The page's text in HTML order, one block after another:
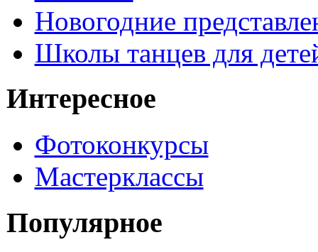
Новогодние
Школы танцев для
Интересное
Фотоконкурсы
Мастерклассы
Популярное